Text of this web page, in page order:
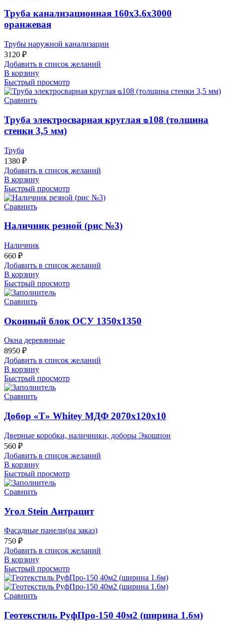
Труба канализационная 160х3.6х3000
оранжевая
Трубы наружной канализации
3120 ₽
Добавить в список желаний
В корзину
Быстрый просмотр
Сравнить
Труба электросварная круглая ᴓ108 (толщина
стенки 3,5 мм)
Труба
1380 ₽
Добавить в список желаний
В корзину
Быстрый просмотр
Сравнить
Наличник резной (рис №3)
Наличник
660 ₽
Добавить в список желаний
В корзину
Быстрый просмотр
Сравнить
Оконный блок ОСУ 1350х1350
Окна деревянные
8950 ₽
Добавить в список желаний
В корзину
Быстрый просмотр
Сравнить
Добор «Т» Whitey МДФ 2070х120х10
Дверные коробки, наличники, доборы Экошпон
560 ₽
Добавить в список желаний
В корзину
Быстрый просмотр
Сравнить
Угол Stein Антрацит
Фасадные панели(на заказ)
750 ₽
Добавить в список желаний
В корзину
Быстрый просмотр
Сравнить
Геотекстиль РуфПро-150 40м2 (ширина 1.6м)